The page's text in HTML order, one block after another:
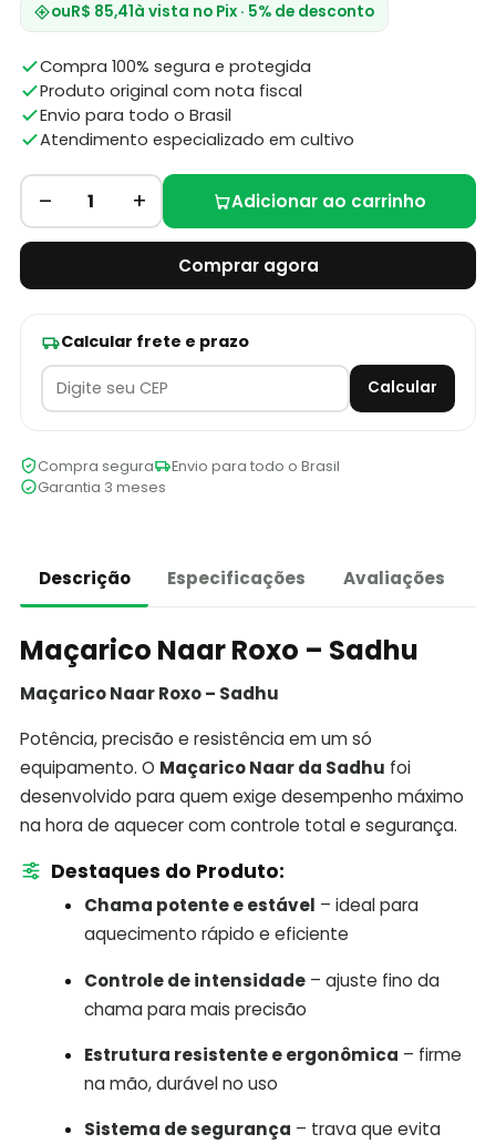
ouR$ 85,41à vista no Pix · 5% de desconto
Compra 100% segura e protegida
Produto original com nota fiscal
Envio para todo o Brasil
Atendimento especializado em cultivo
– 1 + Adicionar ao carrinho
Comprar agora
Calcular frete e prazo
Calcular
Compra segura
Envio para todo o Brasil
Garantia 3 meses
Descrição Especificações Avaliações
Maçarico Naar Roxo – Sadhu
Maçarico Naar Roxo – Sadhu
Potência, precisão e resistência em um só
equipamento. O Maçarico Naar da Sadhu foi
desenvolvido para quem exige desempenho máximo
na hora de aquecer com controle total e segurança.
Destaques do Produto:
Chama potente e estável – ideal para
aquecimento rápido e eficiente
Controle de intensidade – ajuste fino da
chama para mais precisão
Estrutura resistente e ergonômica – firme
na mão, durável no uso
Sistema de segurança – trava que evita